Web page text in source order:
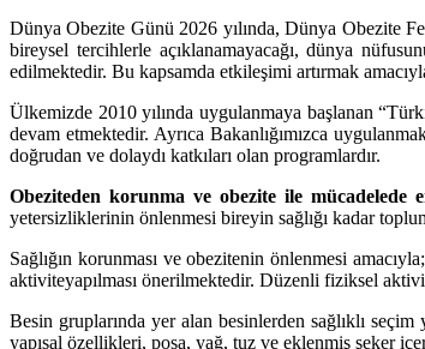
Dünya Obezite Günü 2026 yılında, Dünya Obezite
bireysel tercihlerle açıklanamayacağı, dünya
edilmektedir. Bu kapsamda etkileşimi artırmak
Ülkemizde 2010 yılında uygulanmaya başlanan
devam etmektedir. Ayrıca Bakanlığımızca
doğrudan ve dolaydı katkıları olan programlardır.
Obeziteden korunma ve obezite ile mücadelede
yetersizliklerinin önlenmesi bireyin sağlığı kadar
Sağlığın korunması ve obezitenin önlenmesi amacıyla;
aktiviteyapılması önerilmektedir. Düzenli fiziksel
Besin gruplarında yer alan besinlerden sağlıklı
yapısal özellikleri, posa, yağ, tuz ve eklenmiş şeker